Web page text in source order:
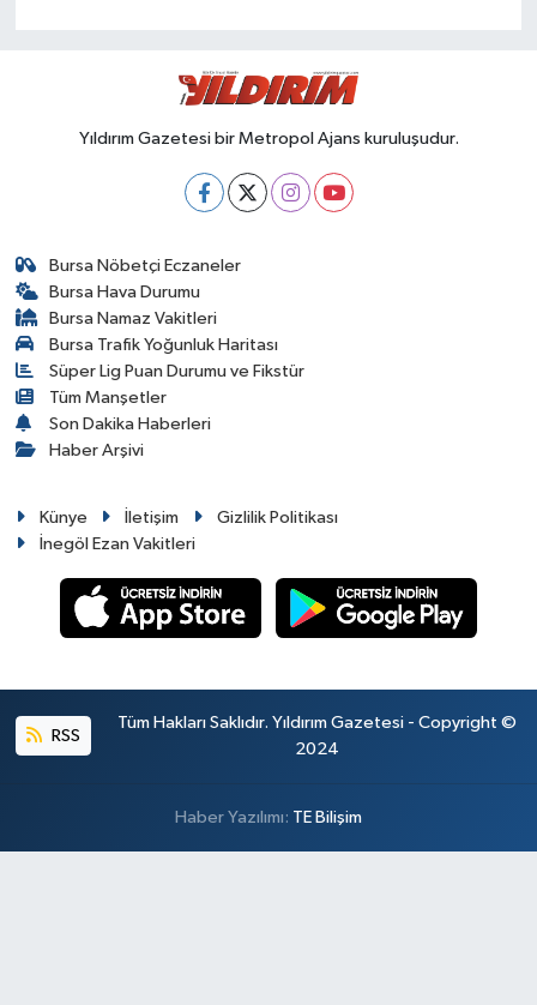
Yıldırım Gazetesi bir Metropol Ajans kuruluşudur.
Bursa Nöbetçi Eczaneler
Bursa Hava Durumu
Bursa Namaz Vakitleri
Bursa Trafik Yoğunluk Haritası
Süper Lig Puan Durumu ve Fikstür
Tüm Manşetler
Son Dakika Haberleri
Haber Arşivi
Künye İletişim
Gizlilik Politikası
İnegöl Ezan Vakitleri
RSS
Tüm Hakları Saklıdır. Yıldırım Gazetesi - Copyright ©
2024
Haber Yazılımı: TE Bilişim